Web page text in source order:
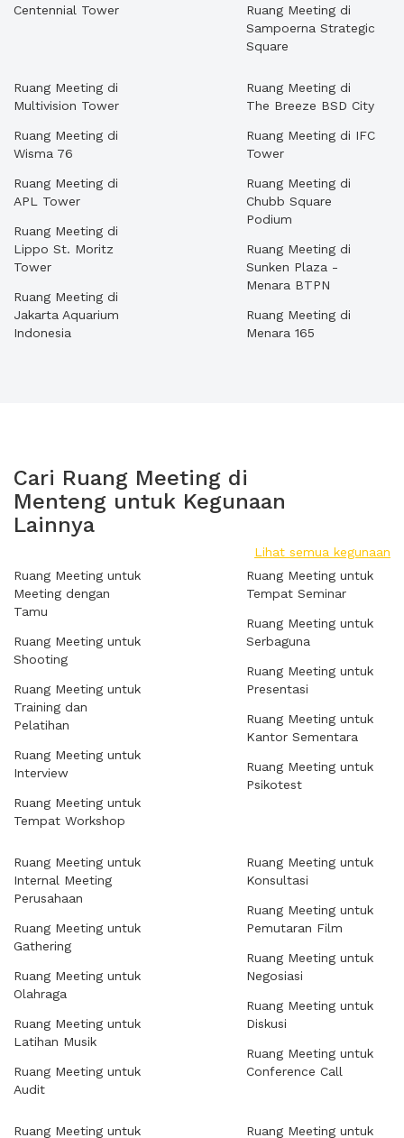
Centennial Tower
Ruang Meeting di
Sampoerna Strategic
Square
Ruang Meeting di
Multivision Tower
Ruang Meeting di
Wisma 76
Ruang Meeting di
APL Tower
Ruang Meeting di
Lippo St. Moritz
Tower
Ruang Meeting di
Jakarta Aquarium
Indonesia
Ruang Meeting di
The Breeze BSD City
Ruang Meeting di IFC
Tower
Ruang Meeting di
Chubb Square
Podium
Ruang Meeting di
Sunken Plaza -
Menara BTPN
Ruang Meeting di
Menara 165
Cari Ruang Meeting di
Menteng untuk Kegunaan
Lainnya
Lihat semua kegunaan
Ruang Meeting untuk
Meeting dengan
Tamu
Ruang Meeting untuk
Shooting
Ruang Meeting untuk
Training dan
Pelatihan
Ruang Meeting untuk
Interview
Ruang Meeting untuk
Tempat Workshop
Ruang Meeting untuk
Tempat Seminar
Ruang Meeting untuk
Serbaguna
Ruang Meeting untuk
Presentasi
Ruang Meeting untuk
Kantor Sementara
Ruang Meeting untuk
Psikotest
Ruang Meeting untuk
Internal Meeting
Perusahaan
Ruang Meeting untuk
Gathering
Ruang Meeting untuk
Olahraga
Ruang Meeting untuk
Latihan Musik
Ruang Meeting untuk
Audit
Ruang Meeting untuk
Konsultasi
Ruang Meeting untuk
Pemutaran Film
Ruang Meeting untuk
Negosiasi
Ruang Meeting untuk
Diskusi
Ruang Meeting untuk
Conference Call
Ruang Meeting untuk
Ruang Meeting untuk